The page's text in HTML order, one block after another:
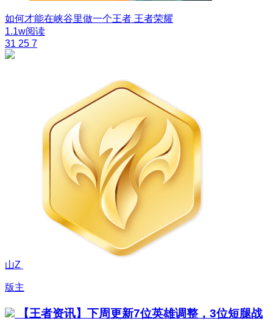
如何才能在峡谷里做一个王者 王者荣耀
1.1w阅读
31 25 7
山Z
版主
【王者资讯】下周更新7位英雄调整，3位短腿战